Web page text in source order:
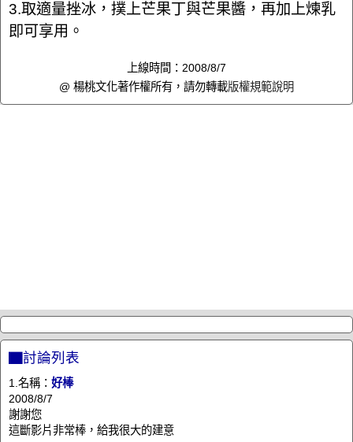
3.取適量挫冰，撲上芒果丁與芒果醬，再加上煉乳
即可享用。
上線時間：2008/8/7
@ 楊桃文化著作權所有，請勿轉載版權規範說明
▇討論列表
1.名稱： 好棒
2008/8/7
謝謝您
這斷影片非常棒，給我很大的建意